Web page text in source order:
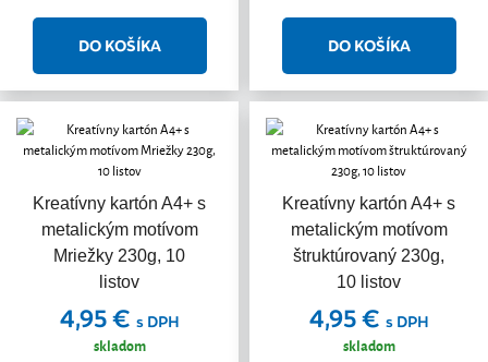
Kreatívny kartón A4+ s
metalickým motívom
Mriežky 230g, 10
listov
4,95 € s DPH
skladom
Kreatívny kartón A4+ s
metalickým motívom
štruktúrovaný 230g,
10 listov
4,95 € s DPH
skladom